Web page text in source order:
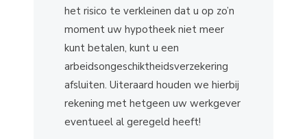
het risico te verkleinen dat u op zo’n
moment uw hypotheek niet meer
kunt betalen, kunt u een
arbeidsongeschiktheidsverzekering
afsluiten. Uiteraard houden we hierbij
rekening met hetgeen uw werkgever
eventueel al geregeld heeft!